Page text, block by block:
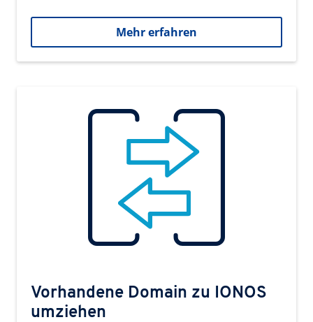
Mehr erfahren
Vorhandene Domain zu IONOS
umziehen